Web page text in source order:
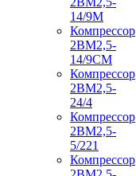
14/9М
Компрессор
2ВМ2,5-
14/9СМ
Компрессор
2ВМ2,5-
24/4
Компрессор
2ВМ2,5-
5/221
Компрессор